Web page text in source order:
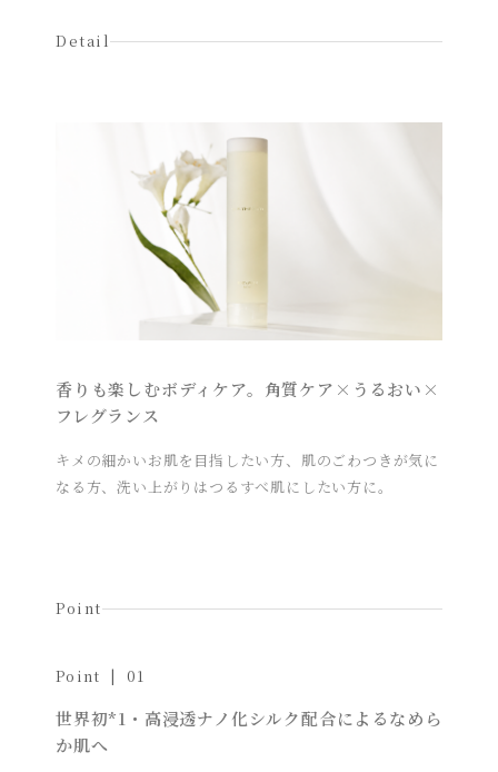
Detail
香りも楽しむボディケア。角質ケア×うるおい×
フレグランス
キメの細かいお肌を目指したい方、肌のごわつきが気に
なる方、洗い上がりはつるすべ肌にしたい方に。
Point
Point | 01
世界初*1・高浸透ナノ化シルク配合によるなめら
か肌へ